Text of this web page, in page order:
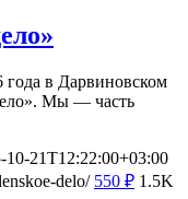
года в Дарвиновском
Мы — часть
10-21T12:22:00+03:00
delo/ 550 ₽ 1.5K